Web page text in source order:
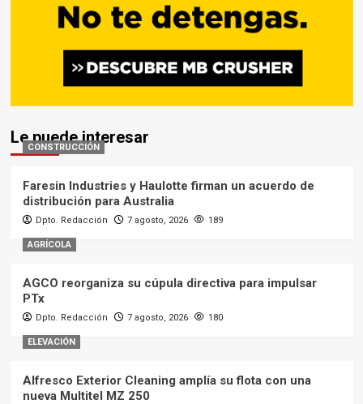
Le puede interesar
CONSTRUCCIÓN
Faresin Industries y Haulotte firman un acuerdo de
distribución para Australia
Dpto. Redacción 7 agosto, 2026 189
AGRÍCOLA
AGCO reorganiza su cúpula directiva para impulsar
PTx
Dpto. Redacción 7 agosto, 2026 180
ELEVACIÓN
Alfresco Exterior Cleaning amplía su flota con una
nueva Multitel MZ 250